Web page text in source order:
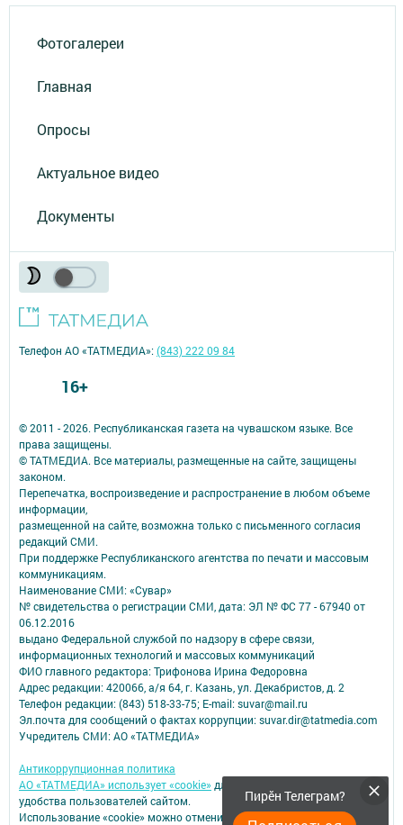
Фотогалереи
Главная
Опросы
Актуальное видео
Документы
Пирӗн Телеграм?
© 2011 - 2026. Республиканская газета на чувашском языке. Все
права защищены.
© ТАТМЕДИА. Все материалы, размещенные на сайте, защищены
законом.
Перепечатка, воспроизведение и распространение в любом объеме
информации,
размещенной на сайте, возможна только с письменного согласия
редакций СМИ.
При поддержке Республиканского агентства по печати и массовым
коммуникациям.
Наименование СМИ: «Сувар»
№ свидетельства о регистрации СМИ, дата: ЭЛ № ФС 77 - 67940 от
06.12.2016
выдано Федеральной службой по надзору в сфере связи,
информационных технологий и массовых коммуникаций
ФИО главного редактора: Трифонова Ирина Федоровна
Адрес редакции: 420066, а/я 64, г. Казань, ул. Декабристов, д. 2
Телефон редакции: (843) 518-33-75; E-mail: suvar@mail.ru
Эл.почта для сообщений о фактах коррупции: suvar.dir@tatmedia.com
Учредитель СМИ: АО «ТАТМЕДИА»
Антикоррупционная политика
АО «ТАТМЕДИА» использует «cookie»для персонализации сервисов и
удобства пользователей сайтом.
Использование «cookie» можно отменить в настройках браузера.
Телефон АО «ТАТМЕДИА»:(843) 222 09 84
16+